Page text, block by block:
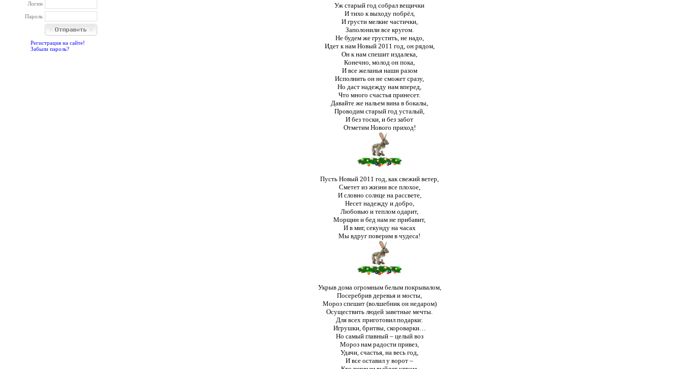
Логин
Пароль
Регистрация на сайте!
Забыли пароль?
Уж старый год собрал вещички
И тихо к выходу побрёл,
И грусти мелкие частички,
Заполонили все кругом.
Не будем же грустить, не надо,
Идет к нам Новый 2011 год, он рядом,
Он к нам спешит издалека,
Конечно, молод он пока,
И все желанья наши разом
Исполнить он не сможет сразу,
Но даст надежду нам вперед,
Что много счастья принесет.
Давайте же нальем вина в бокалы,
Проводим старый год усталый,
И без тоски, и без забот
Отметим Нового приход!
Пусть Новый 2011 год, как свежий ветер,
Сметет из жизни все плохое,
И словно солнце на рассвете,
Несет надежду и добро,
Любовью и теплом одарит,
Морщин и бед нам не прибавит,
И в миг, секунду на часах
Мы вдруг поверим в чудеса!
Укрыв дома огромным белым покрывалом,
Посеребрив деревья и мосты,
Мороз спешит (волшебник он недаром)
Осуществить людей заветные мечты.
Для всех приготовил подарки:
Игрушки, бритвы, скороварки…
Но самый главный – целый воз
Мороз нам радости привез,
Удачи, счастья, на весь год,
И все оставил у ворот –